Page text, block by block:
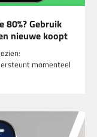
Gebruik
nieuwe koopt
momenteel